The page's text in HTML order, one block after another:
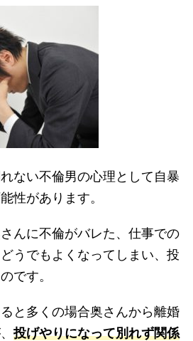
ない不倫男の心理として自暴
性があります。
んに不倫がバレた、仕事での
うでもよくなってしまい、投
です。
と多くの場合奥さんから離婚
投げやりになって別れず関係